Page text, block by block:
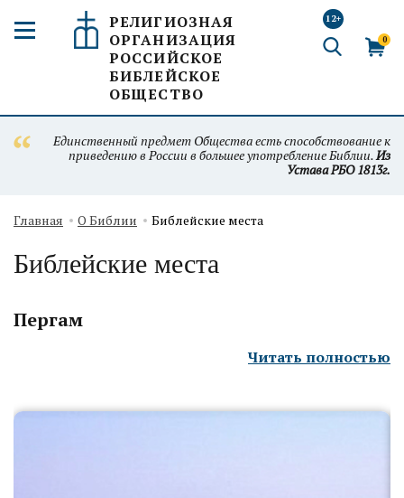
РЕЛИГИОЗНАЯ
ОРГАНИЗАЦИЯ
РОССИЙСКОЕ
БИБЛЕЙСКОЕ
ОБЩЕСТВО
12+
0
Единственный предмет Общества есть способствование к
приведению в России в большее употребление Библии.Из
Устава РБО 1813г.
Главная О Библии Библейские места
Библейские места
Пергам
Читать полностью